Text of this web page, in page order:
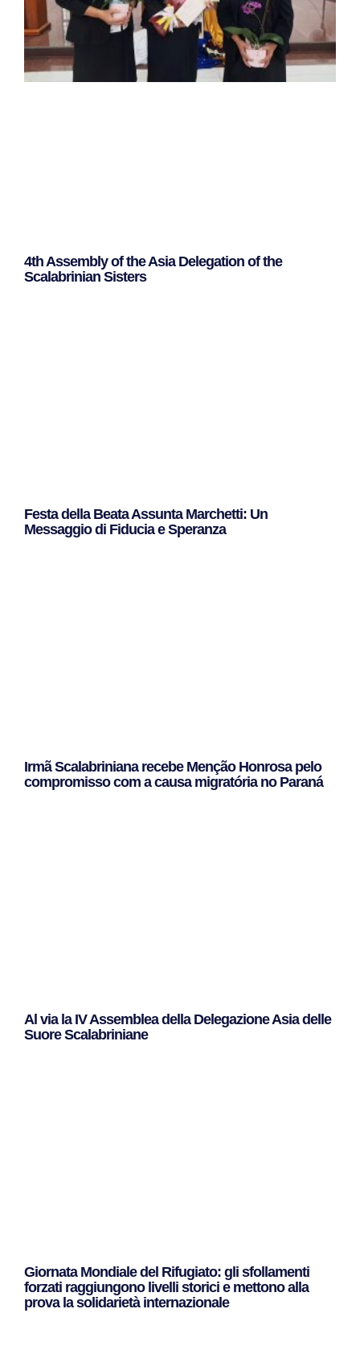
4th Assembly of the Asia Delegation of the
Scalabrinian Sisters
Festa della Beata Assunta Marchetti: Un
Messaggio di Fiducia e Speranza
Irmã Scalabriniana recebe Menção Honrosa pelo
compromisso com a causa migratória no Paraná
Al via la IV Assemblea della Delegazione Asia delle
Suore Scalabriniane
Giornata Mondiale del Rifugiato: gli sfollamenti
forzati raggiungono livelli storici e mettono alla
prova la solidarietà internazionale